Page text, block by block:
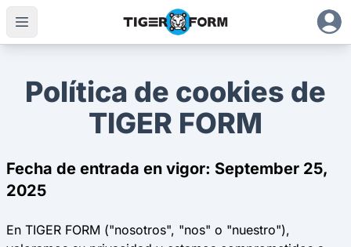
Política de cookies de
TIGER FORM
Fecha de entrada en vigor: September 25,
2025
En TIGER FORM ("nosotros", "nos" o "nuestro"),